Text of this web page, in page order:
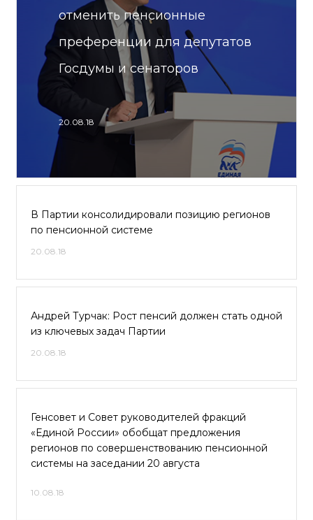
отменить пенсионные
преференции для депутатов
Госдумы и сенаторов
20.08.18
В Партии консолидировали позицию регионов
по пенсионной системе
20.08.18
Андрей Турчак: Рост пенсий должен стать одной
из ключевых задач Партии
20.08.18
Генсовет и Совет руководителей фракций
«Единой России» обобщат предложения
регионов по совершенствованию пенсионной
системы на заседании 20 августа
10.08.18